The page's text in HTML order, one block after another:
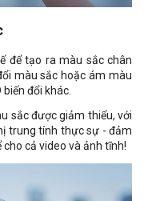
để tạo ra màu sắc chân
màu sắc hoặc ám màu
đổi khác.
sắc được giảm thiểu, với
trung tính thực sự - đảm
cả video và ảnh tĩnh!